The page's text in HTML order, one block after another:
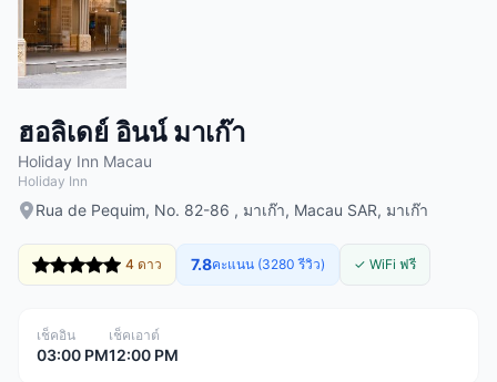
ฮอลิเดย์ อินน์ มาเก๊า
Holiday Inn Macau
Holiday Inn
Rua de Pequim, No. 82-86 , มาเก๊า, Macau SAR, มาเก๊า
4 ดาว 7.8คะแนน (3280 รีวิว) ✓ WiFi ฟรี
เช็คอิน
03:00 PM
เช็คเอาต์
12:00 PM